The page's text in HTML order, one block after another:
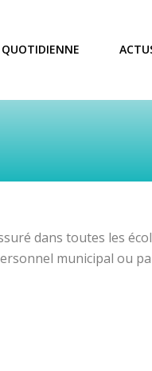
dans toutes les
municipal ou